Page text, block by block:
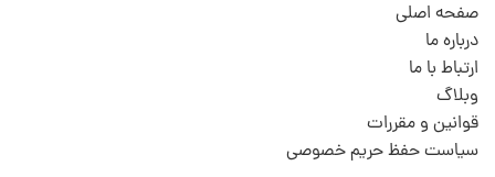
صفحه اصلی
درباره ما
ارتباط با ما
وبلاگ
قوانین و مقررات
سیاست حفظ حریم خصوصی